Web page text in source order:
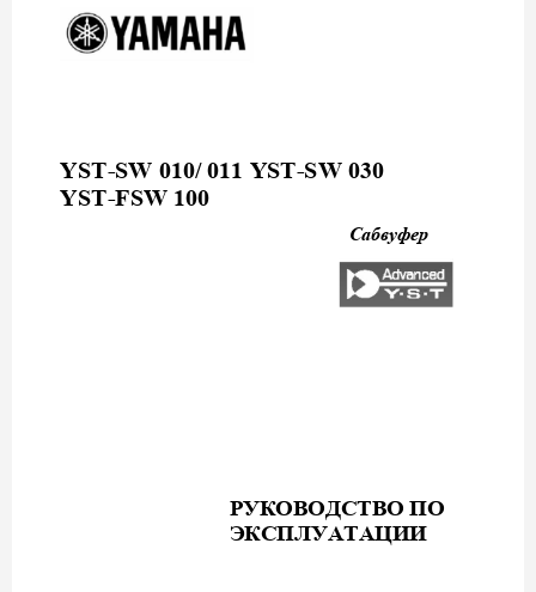
YST-SW 010/ 011 YST-SW 030
YST-FSW 100
Сабвуфер
РУКОВОДСТВО ПО
ЭКСПЛУАТАЦИИ